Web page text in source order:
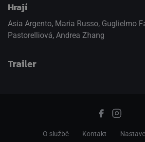
Hrají
Asia Argento, Maria Russo, Guglielmo
Pastorelliová, Andrea Zhang
Trailer
O službě Kontakt